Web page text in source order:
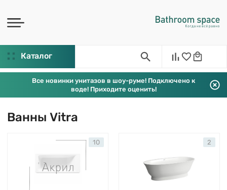
Каталог
Все новинки унитазов в шоу-руме! Подключено к
воде! Приходите оценить!
Ванны Vitra
10 2